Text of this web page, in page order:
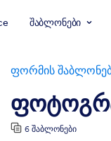
შაბლონები
ფორმის
6 შაბლონები